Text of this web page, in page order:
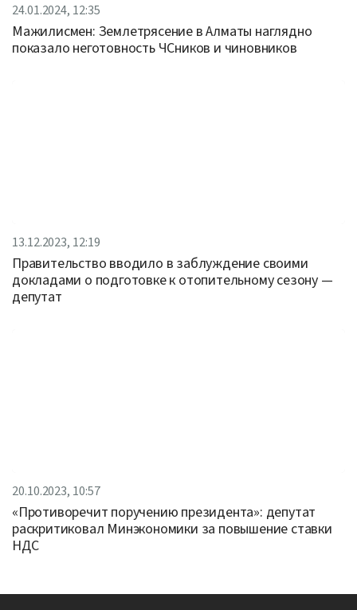
24.01.2024, 12:35
Мажилисмен: Землетрясение в Алматы наглядно
показало неготовность ЧСников и чиновников
13.12.2023, 12:19
Правительство вводило в заблуждение своими
докладами о подготовке к отопительному сезону —
депутат
20.10.2023, 10:57
«Противоречит поручению президента»: депутат
раскритиковал Минэкономики за повышение ставки
НДС